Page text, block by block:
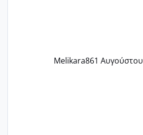
Melikara861 Αυγούστου